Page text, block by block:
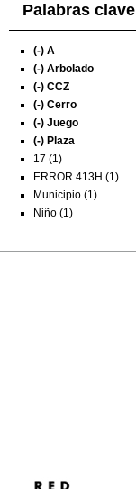
Palabras clave
(-) A
(-) Arbolado
(-) CCZ
(-) Cerro
(-) Juego
(-) Plaza
17 (1)
ERROR 413H (1)
Municipio (1)
Niño (1)